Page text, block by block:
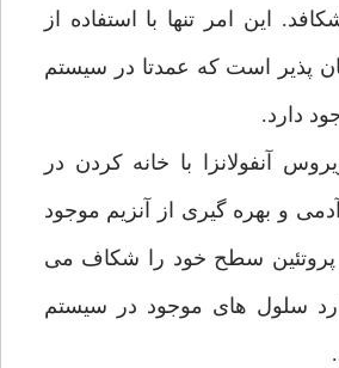
اين امر تنها با استفاده از
پذير است كه عمدتا در سيستم
دارد.
آنفولانزا با خانه كردن در
و بهره گيرى از آنزيم موجود
پروتئين سطح خود را شكاف مى
سلول هاى موجود در سيستم